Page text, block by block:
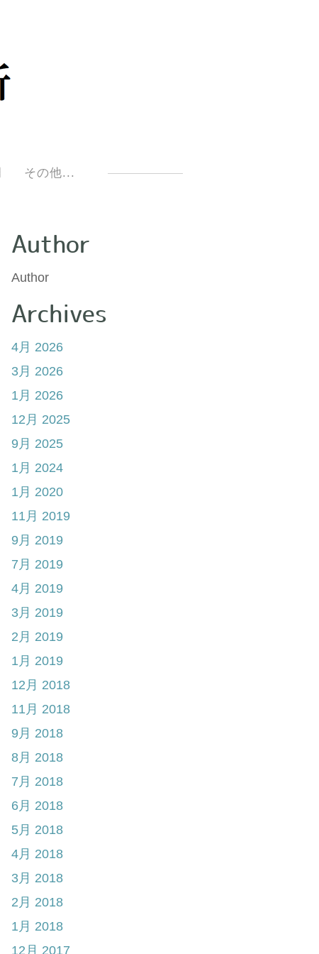
その他...
Author
Author
Archives
4月 2026
3月 2026
1月 2026
12月 2025
9月 2025
1月 2024
1月 2020
11月 2019
9月 2019
7月 2019
4月 2019
3月 2019
2月 2019
1月 2019
12月 2018
11月 2018
9月 2018
8月 2018
7月 2018
6月 2018
5月 2018
4月 2018
3月 2018
2月 2018
1月 2018
12月 2017